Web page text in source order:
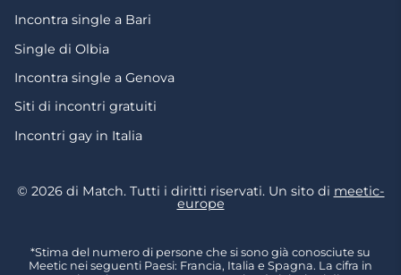
Incontra single a Bari
Single di Olbia
Incontra single a Genova
Siti di incontri gratuiti
Incontri gay in Italia
© 2026 di Match. Tutti i diritti riservati. Un sito di meetic-
europe
*Stima del numero di persone che si sono già conosciute su
Meetic nei seguenti Paesi: Francia, Italia e Spagna. La cifra in